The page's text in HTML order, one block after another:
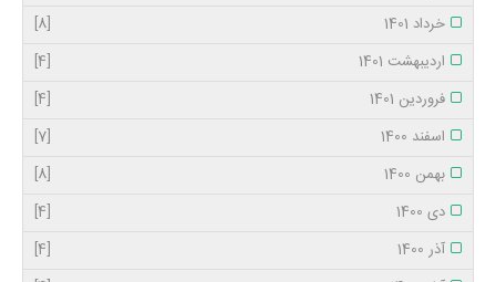
خرداد 1401
[8]
اردیبهشت 1401
[4]
فروردین 1401
[4]
اسفند 1400
[7]
بهمن 1400
[8]
دی 1400
[4]
آذر 1400
[4]